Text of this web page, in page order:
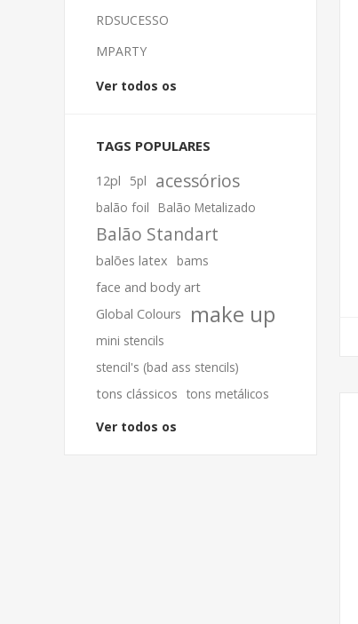
RDSUCESSO
MPARTY
Ver todos os
TAGS POPULARES
12pl 5pl acessórios
balão foil Balão Metalizado
Balão Standart
balões latex
bams
face and body art
Global Colours
make up
mini stencils
stencil's (bad ass stencils)
tons clássicos tons metálicos
Ver todos os